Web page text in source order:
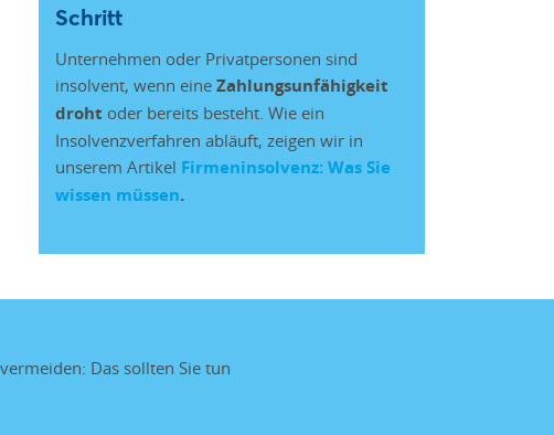
Schritt
Unternehmen oder Privatpersonen sind
insolvent, wenn eine Zahlungsunfähigkeit
droht oder bereits besteht. Wie ein
Insolvenzverfahren abläuft, zeigen wir in
unserem Artikel Firmeninsolvenz: Was Sie
wissen müssen.